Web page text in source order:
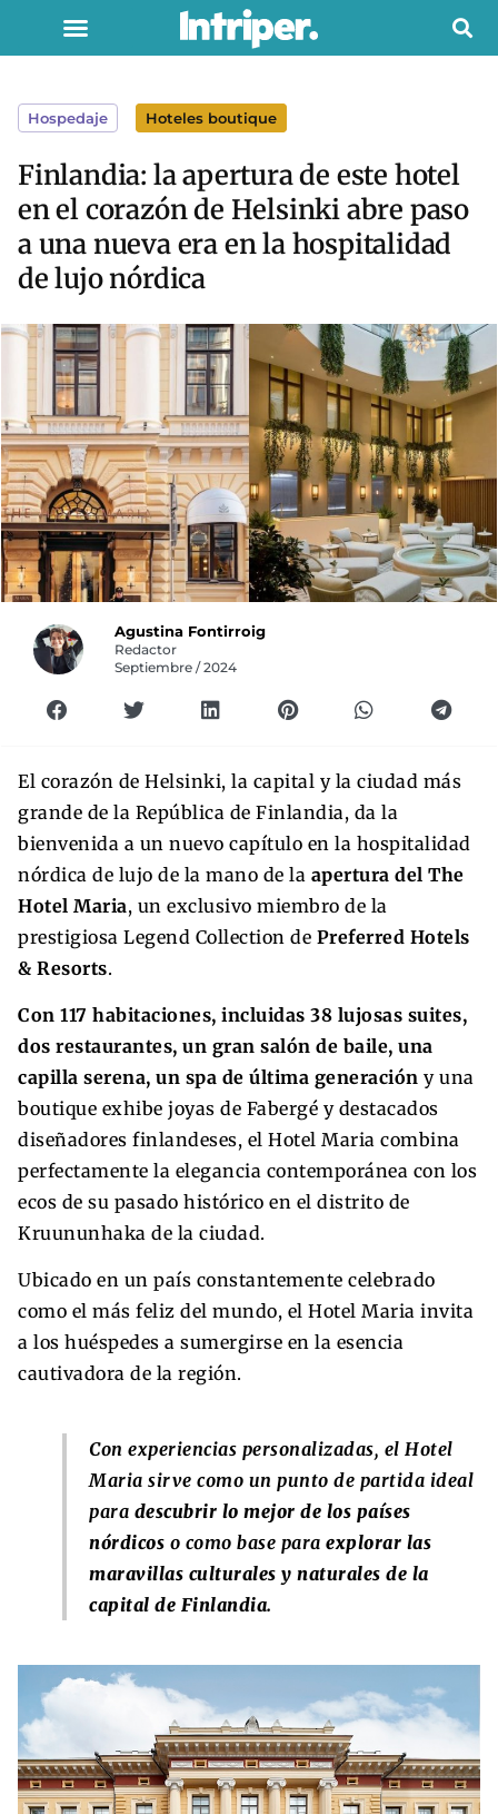
Hospedaje Hoteles boutique
Finlandia: la apertura de este hotel
en el corazón de Helsinki abre paso
a una nueva era en la hospitalidad
de lujo nórdica
Agustina Fontirroig
Redactor
Septiembre / 2024
El corazón de Helsinki, la capital y la ciudad más
grande de la República de Finlandia, da la
bienvenida a un nuevo capítulo en la hospitalidad
nórdica de lujo de la mano de la apertura del The
Hotel Maria, un exclusivo miembro de la
prestigiosa Legend Collection de Preferred Hotels
& Resorts.
Con 117 habitaciones, incluidas 38 lujosas suites,
dos restaurantes, un gran salón de baile, una
capilla serena, un spa de última generación y una
boutique exhibe joyas de Fabergé y destacados
diseñadores finlandeses, el Hotel Maria combina
perfectamente la elegancia contemporánea con los
ecos de su pasado histórico en el distrito de
Kruununhaka de la ciudad.
Ubicado en un país constantemente celebrado
como el más feliz del mundo, el Hotel Maria invita
a los huéspedes a sumergirse en la esencia
cautivadora de la región.
Con experiencias personalizadas, el Hotel
Maria sirve como un punto de partida ideal
para descubrir lo mejor de los países
nórdicos o como base para explorar las
maravillas culturales y naturales de la
capital de Finlandia.